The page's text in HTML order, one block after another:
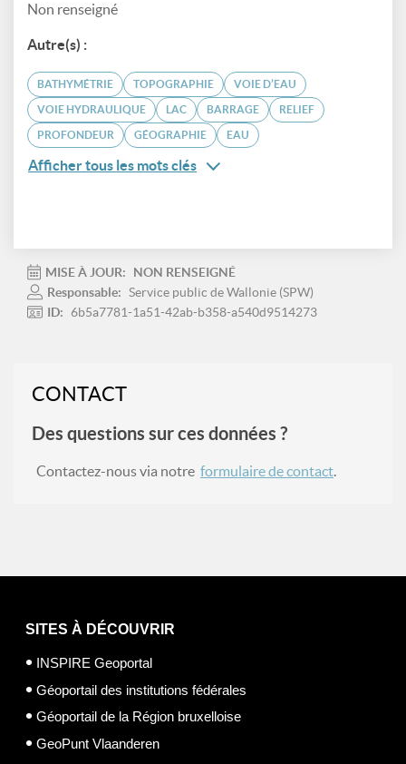
Non renseigné
Autre(s) :
BATHYMÉTRIE TOPOGRAPHIE VOIE D’EAU
VOIE HYDRAULIQUE LAC BARRAGE RELIEF
PROFONDEUR GÉOGRAPHIE EAU
Afficher tous les mots clés
MISE À JOUR:
NON RENSEIGNÉ
Responsable: Service public de Wallonie (SPW)
ID:
6b5a7781-1a51-42ab-b358-a540d9514273
CONTACT
Des questions sur ces données ?
Contactez-nous via notre formulaire de contact.
SITES À DÉCOUVRIR
INSPIRE Geoportal
Géoportail des institutions fédérales
Géoportail de la Région bruxelloise
GeoPunt Vlaanderen